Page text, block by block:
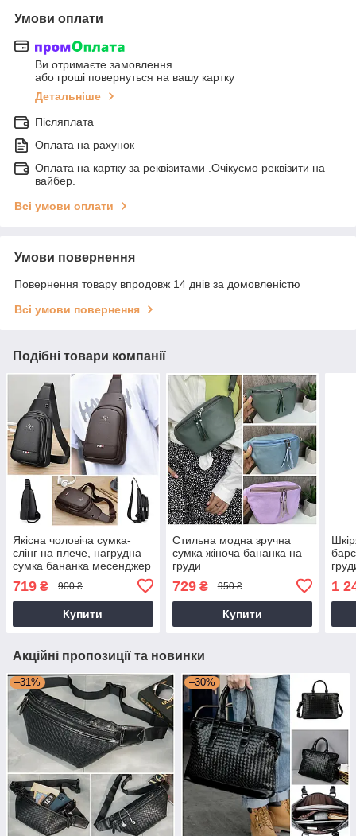
Умови оплати
Ви отримаєте замовлення
або гроші повернуться на вашу картку
Детальніше
Післяплата
Оплата на рахунок
Оплата на картку за реквізитами .Очікуємо реквізити на
вайбер.
Всі умови оплати
Умови повернення
Повернення товару впродовж 14 днів за домовленістю
Всі умови повернення
Подібні товари компанії
Якісна чоловіча сумка-
слінг на плече, нагрудна
сумка бананка месенджер
719 ₴ 900 ₴
Купити
Стильна модна зручна
сумка жіноча бананка на
груди
729₴ 950 ₴
Купити
1
Акційні пропозиції та новинки
–31% –30%